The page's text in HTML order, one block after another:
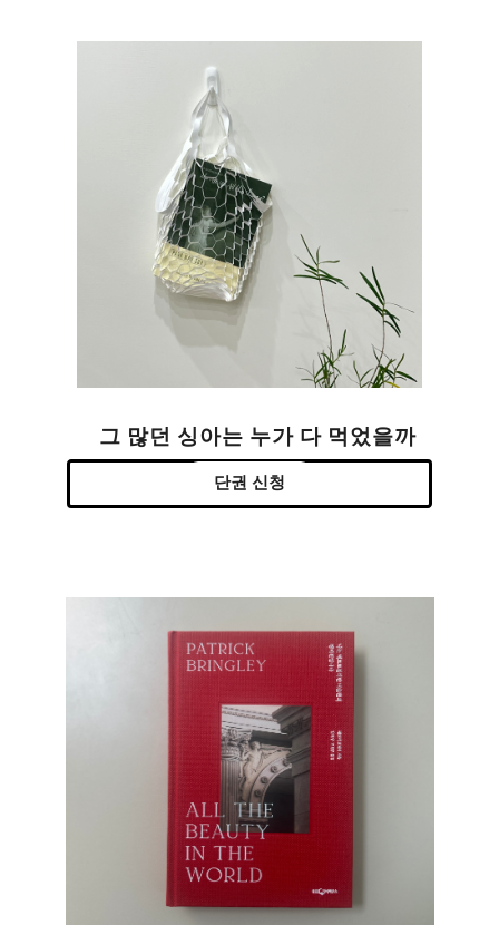
그 많던 싱아는 누가 다 먹었을까
단권 신청